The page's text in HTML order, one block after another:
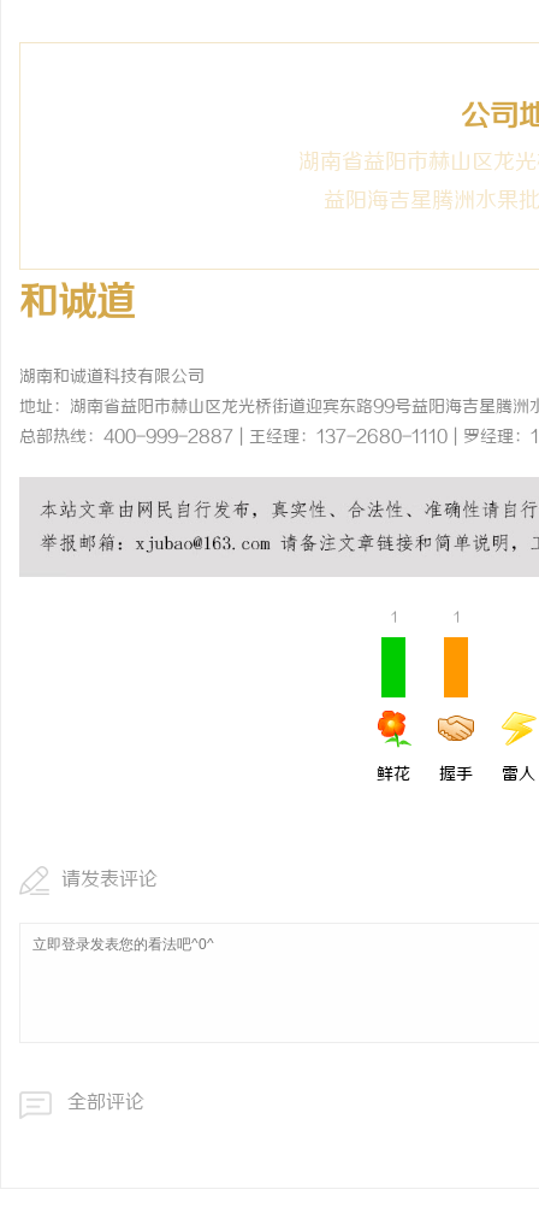
公司
湖南省益阳市赫山区龙
益阳海吉星腾洲水果
和诚道
湖南和诚道科技有限公司
地址：湖南省益阳市赫山区龙光桥街道迎宾东路99号益阳海吉星腾
总部热线：400-999-2887 | 王经理：137-2680-1110 | 罗经理
1
鲜花
1
握手 雷人
请发表评论
全部评论